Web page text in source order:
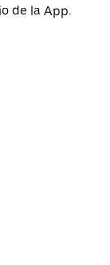
de la App.